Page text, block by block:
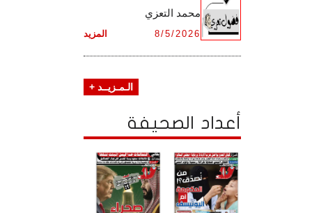
محمد التعزي
المزيد 8/5/2026
الـمـزيــد +
أعداد الصحيفة